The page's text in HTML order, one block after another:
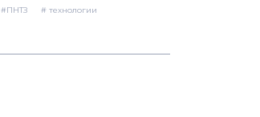
#ПНТЗ # технологии